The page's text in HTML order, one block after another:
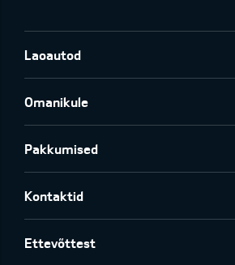
Laoautod
Omanikule
Pakkumised
Kontaktid
Ettevõttest